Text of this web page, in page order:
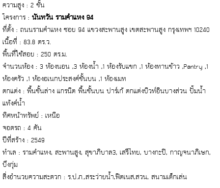
ความสูง : 2 ชั้น
โครงการ : นันทวัน รามคำแหง 94
ที่ตั้ง : ถนนรามคำแหง ซอย 94 แขวงสะพานสูง เขตสะพานสูง กรุงเทพฯ 10240
เนื้อที่ : 83.8 ตร.ว.
พื้นที่ใช้สอย : 250 ตร.ม.
จำนวนห้อง : 3 ห้องนอน ,3 ห้องน้ำ ,1 ห้องรับแขก ,1 ห้องทานข้าว ,Pantry ,1
ห้องครัว ,1 ห้องอเนกประสงค์ชั้นบน ,1 ห้องเมท
ตกแต่ง : พื้นชั้นล่าง แกรนิต พื้นชั้นบน ปาร์เก้ ตกแต่งบิวท์อินบางส่วน ปั๊มน้ำ
แท้งค์น้ำ
ทิศหน้าทรัพย์ : เหนือ
จอดรถ : 4 คัน
ปีที่สร้าง : 2549
ทำเล : รามคำแหง, สะพานสูง, สุขาภิบาล3, เสรีไทย, บางกะปิ, กาญจนาภิเษก,
บึงกุ่ม
สิ่งอำนวยความสะดวก : ร.ป.ภ.,สระว่ายน้ำ,ฟิตเนส,สวน, สนามเด็กเล่น